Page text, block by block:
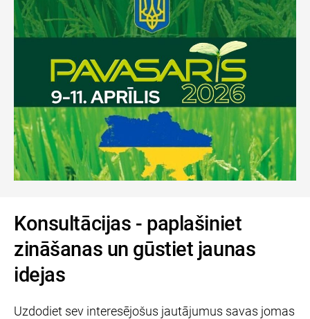
Konsultācijas - paplašiniet
zināšanas un gūstiet jaunas
idejas
Uzdodiet sev interesējošus jautājumus savas jomas